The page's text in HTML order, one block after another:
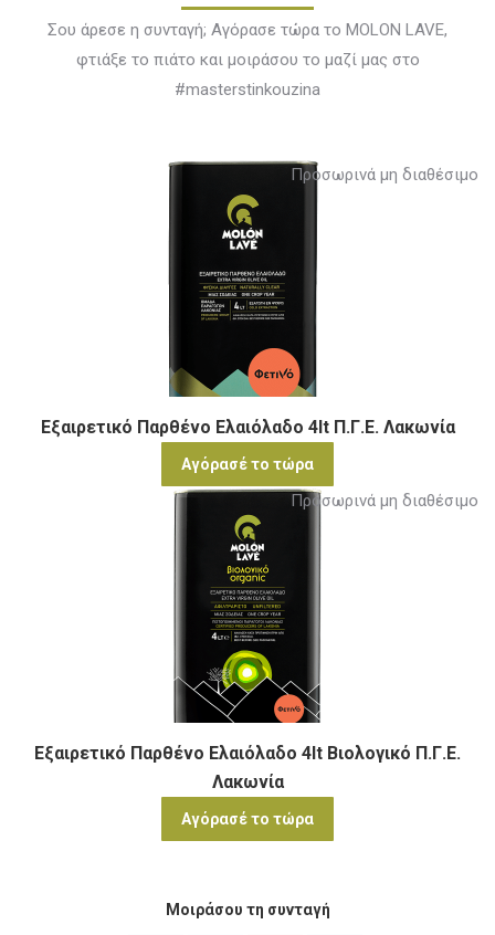
Σου άρεσε η συνταγή; Αγόρασε τώρα το MOLON LAVE,
φτιάξε το πιάτο και μοιράσου το μαζί μας στο
#masterstinkouzina
Προσωρινά μη διαθέσιμο
Εξαιρετικό Παρθένο Ελαιόλαδο 4lt Π.Γ.Ε. Λακωνία
Αγόρασέ το τώρα
Προσωρινά μη διαθέσιμο
Εξαιρετικό Παρθένο Ελαιόλαδο 4lt Βιολογικό Π.Γ.Ε.
Λακωνία
Αγόρασέ το τώρα
Μοιράσου τη συνταγή